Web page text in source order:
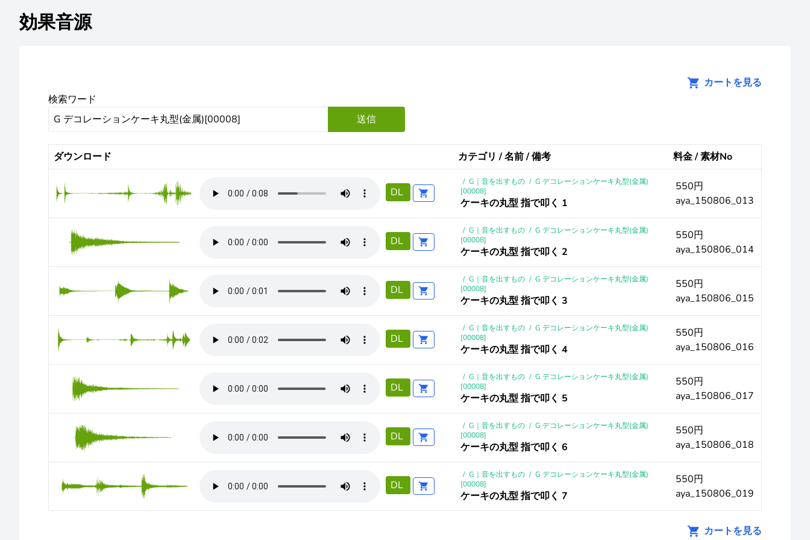
効果音源
カートを見る
検索ワード
送信
ダウンロード カテゴリ / 名前 / 備考 料金 / 素材No
DL
/ G｜音を出すもの / G デコレーションケーキ丸型(金属)
[00008]
ケーキの丸型 指で叩く 1
550円
aya_150806_013
DL
/ G｜音を出すもの / G デコレーションケーキ丸型(金属)
[00008]
ケーキの丸型 指で叩く 2
550円
aya_150806_014
DL
/ G｜音を出すもの / G デコレーションケーキ丸型(金属)
[00008]
ケーキの丸型 指で叩く 3
550円
aya_150806_015
DL
/ G｜音を出すもの / G デコレーションケーキ丸型(金属)
[00008]
ケーキの丸型 指で叩く 4
550円
aya_150806_016
DL
/ G｜音を出すもの / G デコレーションケーキ丸型(金属)
[00008]
ケーキの丸型 指で叩く 5
550円
aya_150806_017
DL
/ G｜音を出すもの / G デコレーションケーキ丸型(金属)
[00008]
ケーキの丸型 指で叩く 6
550円
aya_150806_018
DL
/ G｜音を出すもの / G デコレーションケーキ丸型(金属)
[00008]
ケーキの丸型 指で叩く 7
550円
aya_150806_019
カートを見る